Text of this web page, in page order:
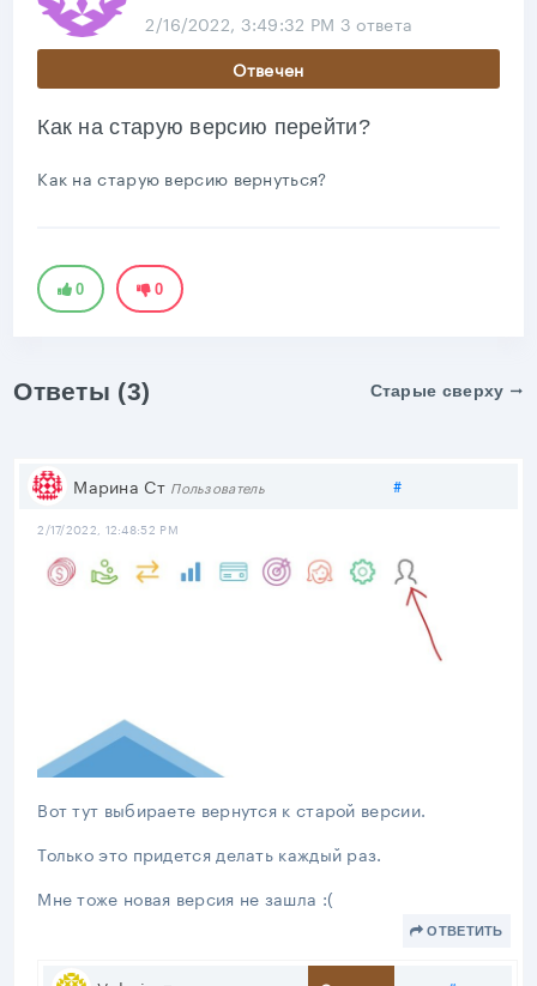
2/16/2022, 3:49:32 PM 3 ответа
Отвечен
Как на старую версию перейти?
Как на старую версию вернуться?
0 0
Ответы (3) Старые сверху
Марина Ст Пользователь #Поделиться
2/17/2022, 12:48:52 PM
Вот тут выбираете вернутся к старой версии.
Только это придется делать каждый раз.
Мне тоже новая версия не зашла :(
ОТВЕТИТЬ